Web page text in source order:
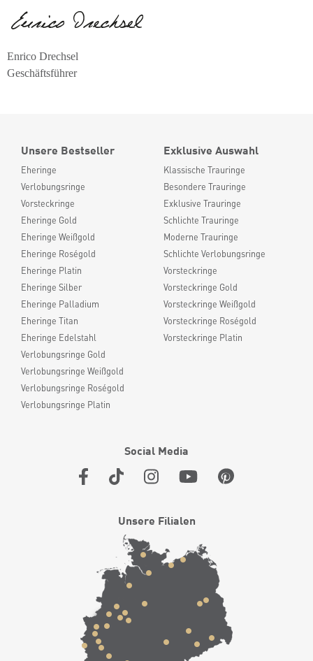
Enrico Drechsel
Geschäftsführer
Unsere Bestseller
Eheringe
Verlobungsringe
Vorsteckringe
Eheringe Gold
Eheringe Weißgold
Eheringe Roségold
Eheringe Platin
Eheringe Silber
Eheringe Palladium
Eheringe Titan
Eheringe Edelstahl
Verlobungsringe Gold
Verlobungsringe Weißgold
Verlobungsringe Roségold
Verlobungsringe Platin
Exklusive Auswahl
Klassische Trauringe
Besondere Trauringe
Exklusive Trauringe
Schlichte Trauringe
Moderne Trauringe
Schlichte Verlobungsringe
Vorsteckringe
Vorsteckringe Gold
Vorsteckringe Weißgold
Vorsteckringe Roségold
Vorsteckringe Platin
Social Media
Unsere Filialen